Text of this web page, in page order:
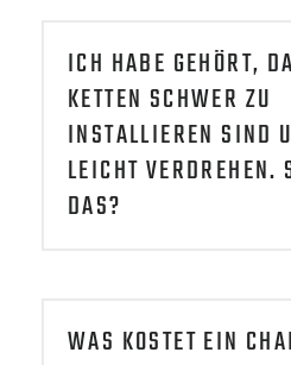
ICH HABE GEHÖRT,
KETTEN SCHWER ZU
INSTALLIEREN SIND
LEICHT VERDREHEN.
DAS?
WAS KOSTET EIN